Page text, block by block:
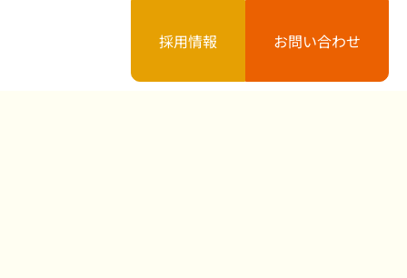
採用情報 お問い合わせ